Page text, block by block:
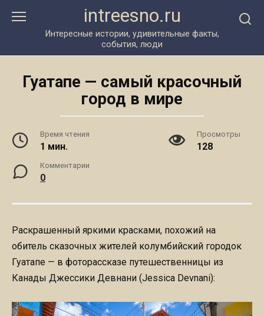
intreesno.ru
Интересные истории, удивительные факты,
события, люди
Гуатапе — самый красочный
город в мире
Время чтения
1 мин.
Просмотры
128
Комментарии
0
Раскрашенный яркими красками, похожий на
обитель сказочных жителей колумбийский городок
Гуатапе — в фоторассказе путешественницы из
Канады Джессики Девнани (Jessica Devnani):